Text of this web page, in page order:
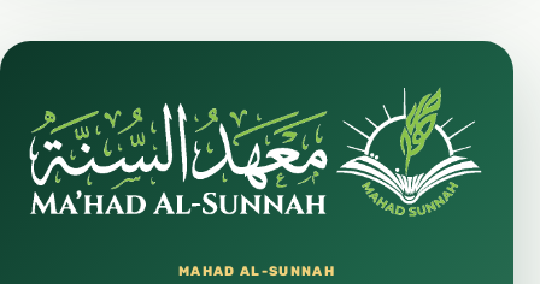
MAHAD AL-SUNNAH